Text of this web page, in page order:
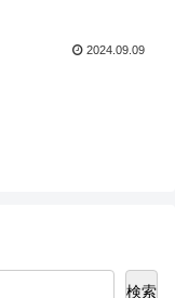
2024.09.09
検索